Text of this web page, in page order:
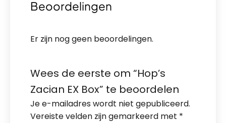
Beoordelingen
Er zijn nog geen beoordelingen.
Wees de eerste om “Hop’s
Zacian EX Box” te beoordelen
Je e-mailadres wordt niet gepubliceerd.
Vereiste velden zijn gemarkeerd met *